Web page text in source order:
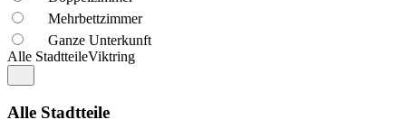
Mehrbettzimmer
Ganze Unterkunft
Alle StadtteileViktring
Alle Stadtteile